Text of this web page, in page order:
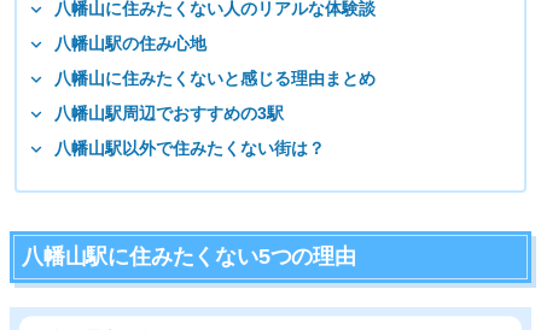
八幡山に住みたくない人のリアルな体験談
八幡山駅の住み心地
八幡山に住みたくないと感じる理由まとめ
八幡山駅周辺でおすすめの3駅
八幡山駅以外で住みたくない街は？
八幡山駅に住みたくない5つの理由